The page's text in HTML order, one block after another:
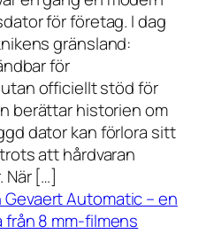
för företag. I dag
gränsland:
för
officiellt stöd för
berättar historien om
dator kan förlora sitt
att hårdvaran
[…]
Automatic – en
från 8 mm-filmens